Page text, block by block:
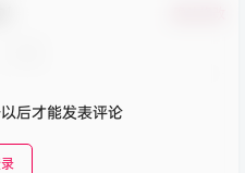
后才能发表评论